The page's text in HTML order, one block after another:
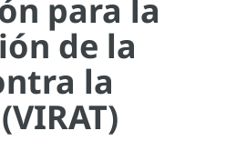
para la
de la
la